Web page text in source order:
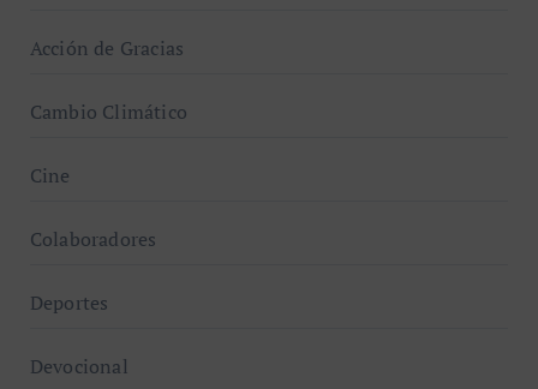
Acción de Gracias
Cambio Climático
Cine
Colaboradores
Deportes
Devocional